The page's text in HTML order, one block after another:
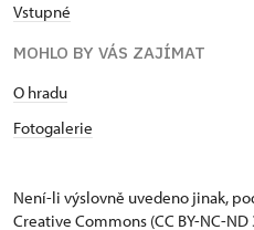
Vstupné
MOHLO BY VÁS ZAJÍMAT
O hradu
Fotogalerie
Není-li výslovně uvedeno jinak,
Creative Commons (CC BY-NC-